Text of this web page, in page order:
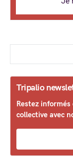
Tripalio
Restez
collective avec